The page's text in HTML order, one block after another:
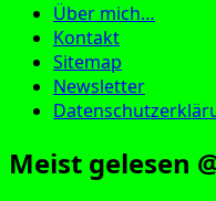
Über mich…
Kontakt
Sitemap
Newsletter
Meist gelesen